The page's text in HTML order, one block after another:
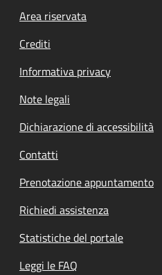
Footer menu
Area riservata
Crediti
Informativa privacy
Note legali
Dichiarazione di accessibilità
Contatti
Prenotazione appuntamento
Richiedi assistenza
Statistiche del portale
Leggi le FAQ